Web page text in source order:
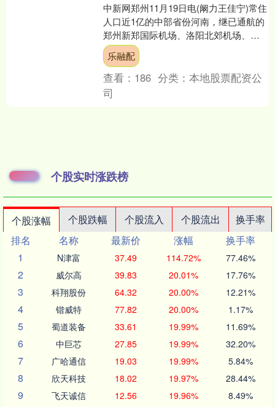
中新网郑州11月19日电(阚力王佳宁)常住
人口近1亿的中部省份河南，继已通航的
郑州新郑国际机场、洛阳北郊机场、南
阳姜营机场、信阳明港机场、安阳红旗
渠机场5座民航....
乐融配
查看： 186 分类：本地股票配资公
司
个股实时涨跌榜
个股涨幅 个股跌幅 个股流入 个股流出
换手率
排名
名称 最新价 涨幅
换手率
1
N津富 37.49 114.72% 77.46%
2 威尔高 39.83 20.01% 17.76%
3 科翔股份 64.32 20.00% 12.21%
4 锴威特 77.82 20.00% 1.17%
5 蜀道装备 33.61 19.99% 11.69%
6 中巨芯 27.85 19.99% 32.20%
7 广哈通信 19.03 19.99% 5.84%
8 欣天科技 18.02 19.97% 28.44%
9 飞天诚信 12.56 19.96% 8.49%